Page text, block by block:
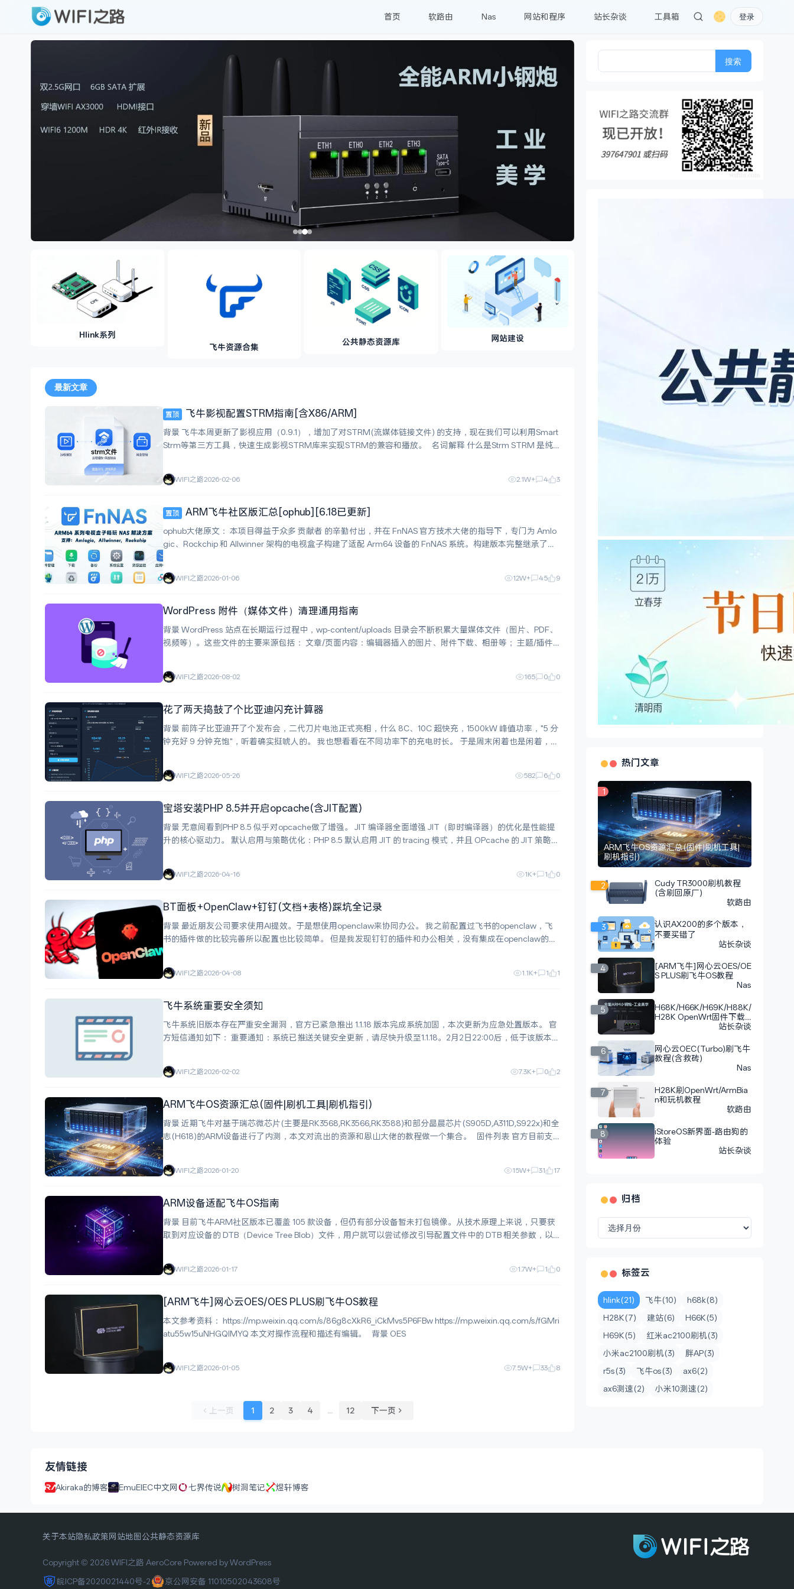
首页 软路由 Nas 网站和程序 站长杂谈 工具箱 登录
Hlink系列
飞牛资源合集
公共静态资源库 网站建设
最新文章
置顶 飞牛影视配置STRM指南[含X86/ARM]
背景 飞牛本周更新了影视应用（0.9.1），增加了对STRM(流媒体链接文件) 的支持，现在我们可以利用Smart
Strm等第三方工具，快速生成影视STRM库来实现STRM的兼容和播放。 名词解释 什么是Strm STRM 是纯
WIFI之路2026-02-06 2.1W+ 4 3
置顶 ARM飞牛社区版汇总[ophub][6.18已更新]
ophub大佬原文： 本项目得益于众多 贡献者 的辛勤付出，并在 FnNAS 官方技术大佬的指导下，专门为 Amlo
gic、Rockchip 和 Allwinner 架构的电视盒子构建了适配 Arm64 设备的 FnNAS 系统。构建版本完整继承了官
WIFI之路2026-01-06 12W+ 45 9
WordPress 附件（媒体文件）清理通用指南
背景 WordPress 站点在长期运行过程中，wp-content/uploads 目录会不断积累大量媒体文件（图片、PDF、
视频等）。这些文件的主要来源包括： 文章/页面内容：编辑器插入的图片、附件下载、相册等； 主题/插件
WIFI之路2026-08-02 165 0 0
花了两天捣鼓了个比亚迪闪充计算器
背景 前阵子比亚迪开了个发布会，二代刀片电池正式亮相，什么 8C、10C 超快充，1500kW 峰值功率，"5 分
钟充好 9 分钟充饱"，听着确实挺唬人的。 我也想看看在不同功率下的充电时长。 于是周末闲着也是闲着，就
WIFI之路2026-05-26 582 6 0
宝塔安装PHP 8.5并开启opcache(含JIT配置)
背景 无意间看到PHP 8.5 似乎对opcache做了增强。 JIT 编译器全面增强 JIT（即时编译器）的优化是性能提
升的核心驱动力。 默认启用与策略优化：PHP 8.5 默认启用 JIT 的 tracing 模式，并且 OPcache 的 JIT 策略更
WIFI之路2026-04-16 1K+ 1 0
BT面板+OpenClaw+钉钉(文档+表格)踩坑全记录
背景 最近朋友公司要求使用AI提效。于是想使用openclaw来协同办公。 我之前配置过飞书的openclaw，飞
书的插件做的比较完善所以配置也比较简单。 但是我发现钉钉的插件和办公相关，没有集成在openclaw的默
WIFI之路2026-04-08 1.1K+ 1 1
飞牛系统重要安全须知
飞牛系统旧版本存在严重安全漏洞，官方已紧急推出 1.1.18 版本完成系统加固，本次更新为应急处置版本。 官
方短信通知如下： 重要通知：系统已推送关键安全更新，请尽快升级至1.1.18。2月2日22:00后，低于该版本将
WIFI之路2026-02-02 7.3K+ 0 2
ARM飞牛OS资源汇总(固件|刷机工具|刷机指引)
背景 近期飞牛对基于瑞芯微芯片(主要是RK3568,RK3566,RK3588)和部分晶晨芯片(S905D,A311D,S922x)和全
志(H618)的ARM设备进行了内测，本文对流出的资源和恩山大佬的教程做一个集合。 固件列表 官方目前支
WIFI之路2026-01-20 15W+ 31 17
ARM设备适配飞牛OS指南
背景 目前飞牛ARM社区版本已覆盖 105 款设备，但仍有部分设备暂未打包镜像。从技术原理上来说，只要获
取到对应设备的 DTB（Device Tree Blob）文件，用户就可以尝试修改引导配置文件中的 DTB 相关参数，以
WIFI之路2026-01-17 1.7W+ 1 0
[ARM飞牛]网心云OES/OES PLUS刷飞牛OS教程
本文参考资料： https://mp.weixin.qq.com/s/86g8cXkR6_iCkMvs5P6FBw https://mp.weixin.qq.com/s/fGMri
atu55w15uNHGQlMYQ 本文对操作流程和描述有编辑。 背景 OES
WIFI之路2026-01-05 7.5W+ 33 8
上一页 1 2 3 4 ... 12 下一页
热门文章
1
ARM飞牛OS资源汇总(固件|刷机工具|
刷机指引)
2
Cudy TR3000刷机教程
(含刷回原厂)
软路由
3
认识AX200的多个版本，
不要买错了
站长杂谈
4
[ARM飞牛]网心云OES/OE
S PLUS刷飞牛OS教程
Nas
5
H68K/H66K/H69K/H88K/
H28K OpenWrt固件下载
（更新至23.12.15）站长杂谈
6
网心云OEC(Turbo)刷飞牛
教程(含救砖)
Nas
7
H28K刷OpenWrt/ArmBia
n和玩机教程
软路由
8
iStoreOS新界面-路由狗的
体验
站长杂谈
归档
归
标签云
hlink(21) 飞牛(10)
h68k(8)
H28K(7)
建站(6)
H66K(5)
H69K(5)
红米ac2100刷机(3)
小米ac2100刷机(3)
胖AP(3)
r5s(3)
飞牛os(3)
ax6(2)
ax6测速(2)
小米10测速(2)
友情链接
Akiraka的博客 EmuElEC中文网 七界传说 树洞笔记 煜轩博客
关于本站隐私政策网站地图 公共静态资源库
Copyright © 2026 WIFI之路 AeroCore Powered by WordPress
皖ICP备2020021440号-2
京公网安备 11010502043608号